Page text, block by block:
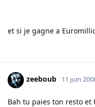
et si je gagne a
zeeboub 11 juin
Bah tu paies ton resto et